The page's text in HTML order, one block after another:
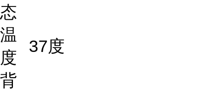
态
温
度
37度
背